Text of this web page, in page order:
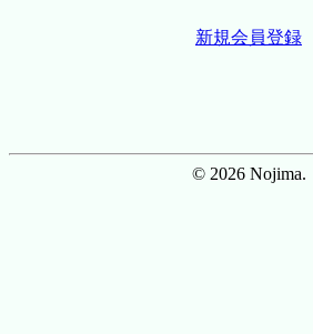
新規会員登録
© 2026 Nojima.